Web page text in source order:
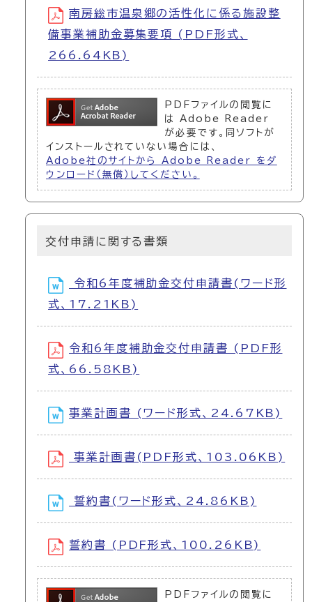
南房総市温泉郷の活性化に係る施設整
備事業補助金募集要項 (PDF形式、
266.64KB)
PDFファイルの閲覧に
は Adobe Reader
が必要です。同ソフトが
インストールされていない場合には、
Adobe社のサイトから Adobe Reader をダ
ウンロード（無償）してください。
交付申請に関する書類
令和6年度補助金交付申請書(ワード形
式、17.21KB)
令和6年度補助金交付申請書 (PDF形
式、66.58KB)
事業計画書 (ワード形式、24.67KB)
事業計画書(PDF形式、103.06KB)
誓約書(ワード形式、24.86KB)
誓約書 (PDF形式、100.26KB)
PDFファイルの閲覧に